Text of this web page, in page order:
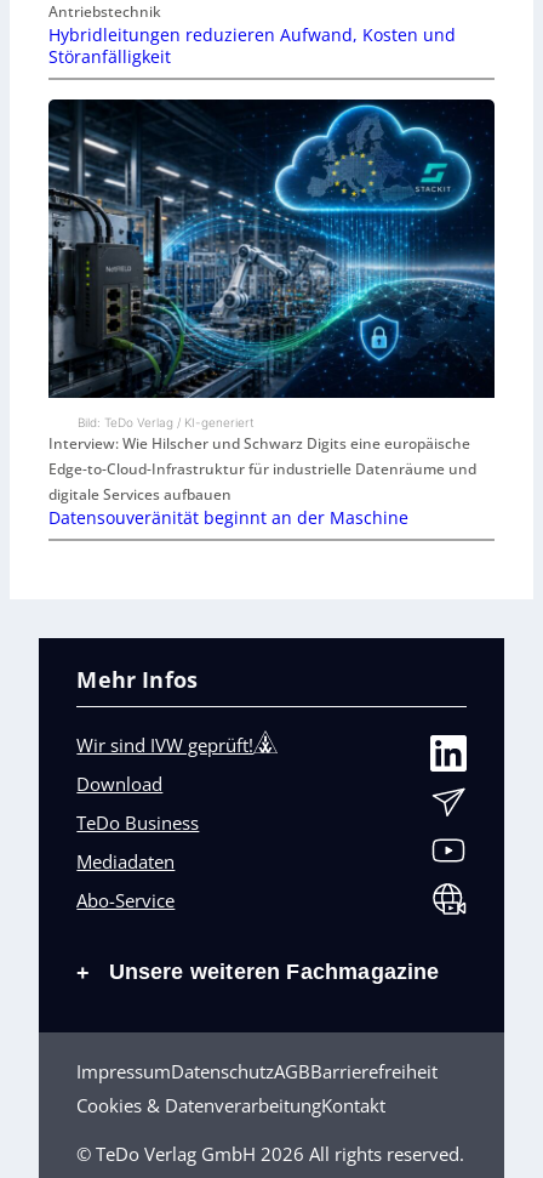
Antriebstechnik
Hybridleitungen reduzieren Aufwand, Kosten und
Störanfälligkeit
Bild: TeDo Verlag / KI-generiert
Interview: Wie Hilscher und Schwarz Digits eine europäische
Edge-to-Cloud-Infrastruktur für industrielle Datenräume und
digitale Services aufbauen
Datensouveränität beginnt an der Maschine
Mehr Infos
Wir sind IVW geprüft!
Download
TeDo Business
Mediadaten
Abo-Service
+ Unsere weiteren Fachmagazine
ImpressumDatenschutzAGBBarrierefreiheit
Cookies & DatenverarbeitungKontakt
© TeDo Verlag GmbH 2026 All rights reserved.